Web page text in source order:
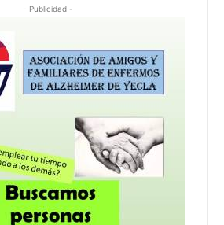
- Publicidad -